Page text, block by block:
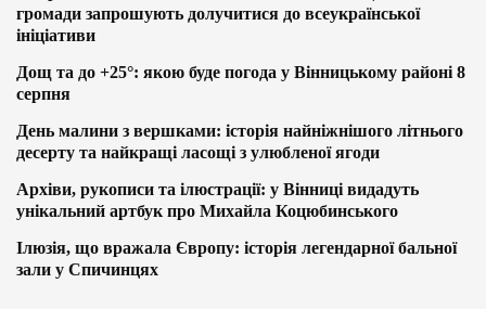
громади запрошують долучитися до всеукраїнської
ініціативи
Дощ та до +25°: якою буде погода у Вінницькому районі 8
серпня
День малини з вершками: історія найніжнішого літнього
десерту та найкращі ласощі з улюбленої ягоди
Архіви, рукописи та ілюстрації: у Вінниці видадуть
унікальний артбук про Михайла Коцюбинського
Ілюзія, що вражала Європу: історія легендарної бальної
зали у Спичинцях